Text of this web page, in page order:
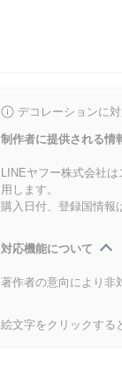
デコレーションに
制作者に提供される情
LINEヤフー株式会社
用します。
購入日付、登録国情報
対応機能について
著作者の意向により非
絵文字をクリックする